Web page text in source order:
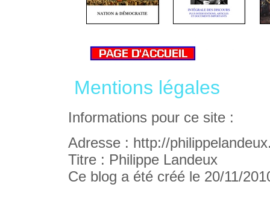
Mentions légales
Informations pour ce site :
Adresse : http://
Titre : Philippe Landeux
Ce blog a été créé le 20/11/